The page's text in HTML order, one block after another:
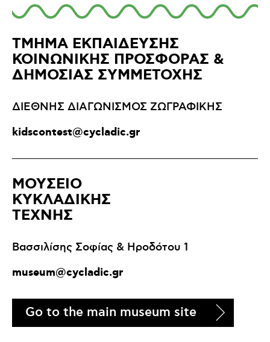
ΤΜΗΜΑ ΕΚΠΑΙΔΕΥΣΗΣ
ΚΟΙΝΩΝΙΚΗΣ ΠΡΟΣΦΟΡΑΣ &
ΔΗΜΟΣΙΑΣ ΣΥΜΜΕΤΟΧΗΣ
ΔΙΕΘΝΗΣ ΔΙΑΓΩΝΙΣΜΟΣ ΖΩΓΡΑΦΙΚΗΣ
kidscontest@cycladic.gr
ΜΟΥΣΕΙΟ
ΚΥΚΛΑΔΙΚΗΣ
ΤΕΧΝΗΣ
Βασσιλίσης Σοφίας & Ηροδότου 1
museum@cycladic.gr
Go to the main museum site